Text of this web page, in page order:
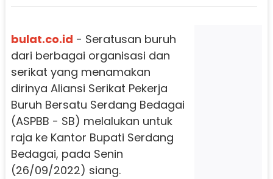
bulat.co.id - Seratusan buruh
dari berbagai organisasi dan
serikat yang menamakan
dirinya Aliansi Serikat Pekerja
Buruh Bersatu Serdang Bedagai
(ASPBB - SB) melalukan untuk
raja ke Kantor Bupati Serdang
Bedagai, pada Senin
(26/09/2022) siang.